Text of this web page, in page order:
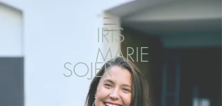
IRIS
MARIE
SOJER